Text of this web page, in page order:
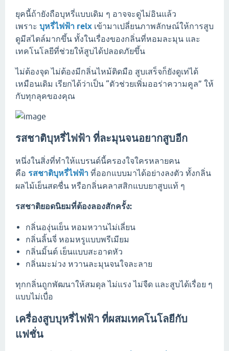
ยุคนี้ถ้ายังถือบุหรี่แบบเดิม ๆ อาจจะดูไม่อินแล้ว
เพราะ บุหรี่ไฟฟ้า relx เข้ามาเปลี่ยนภาพลักษณ์ให้การสูบ
ดูมีสไตล์มากขึ้น ทั้งในเรื่องของกลิ่นที่หอมละมุน และ
เทคโนโลยีที่ช่วยให้สูบได้ปลอดภัยขึ้น
ไม่ต้องจุด ไม่ต้องมีกลิ่นไหม้ติดมือ สูบเสร็จก็ยังดูเท่ได้
เหมือนเดิม เรียกได้ว่าเป็น “ตัวช่วยเพิ่มออร่าความคูล” ให้
กับทุกลุคของคุณ
รสชาติบุหรี่ไฟฟ้า ที่ละมุนจนอยากสูบอีก
หนึ่งในสิ่งที่ทำให้แบรนด์นี้ครองใจใครหลายคน
คือ รสชาติบุหรี่ไฟฟ้า ที่ออกแบบมาได้อย่างลงตัว ทั้งกลิ่น
ผลไม้เย็นสดชื่น หรือกลิ่นคลาสสิกแบบยาสูบแท้ ๆ
รสชาติยอดนิยมที่ต้องลองสักครั้ง:
กลิ่นองุ่นเย็น หอมหวานไม่เลี่ยน
กลิ่นลิ้นจี่ หอมหรูแบบพรีเมียม
กลิ่นมิ้นต์ เย็นแบบสะอาดหัว
กลิ่นมะม่วง หวานละมุนจนใจละลาย
ทุกกลิ่นถูกพัฒนาให้สมดุล ไม่แรง ไม่จืด และสูบได้เรื่อย ๆ
แบบไม่เบื่อ
เครื่องสูบบุหรี่ไฟฟ้า ที่ผสมเทคโนโลยีกับ
แฟชั่น